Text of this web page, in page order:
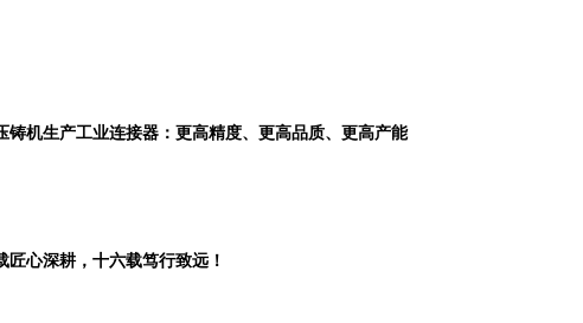
铸机生产工业连接器：更高精度、更高品质、更高产能
匠心深耕，十六载笃行致远！